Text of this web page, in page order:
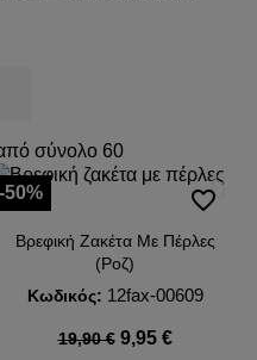
από σύνολο 60
Βρεφική Ζακέτα Με Πέρλες
(Ροζ)
Κωδικός: 12fax-00609
19,90 € 9,95 €
-50% favorite_border